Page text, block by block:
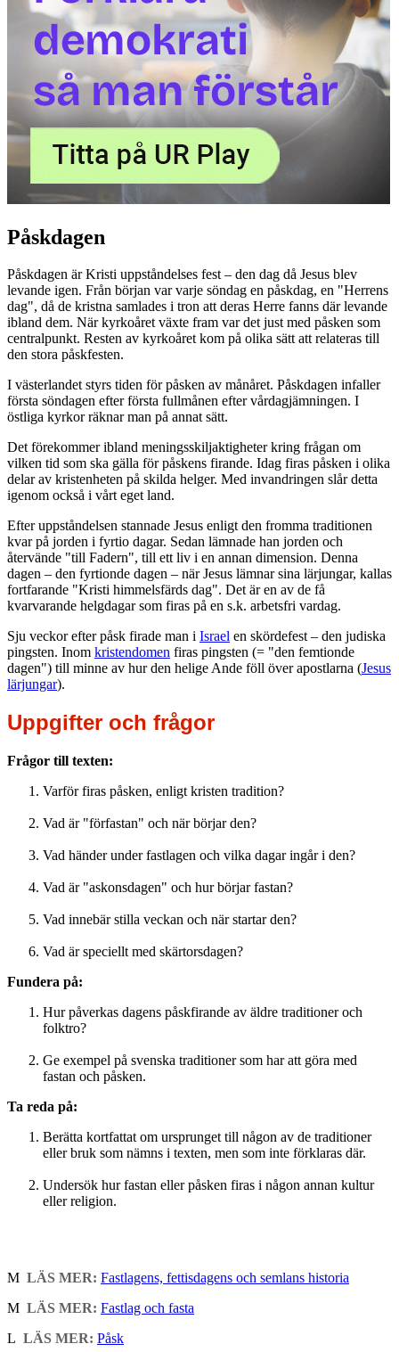
Påskdagen
Påskdagen är Kristi uppståndelses fest – den dag då Jesus blev
levande igen. Från början var varje söndag en påskdag, en "Herrens
dag", då de kristna samlades i tron att deras Herre fanns där levande
ibland dem. När kyrkoåret växte fram var det just med påsken som
centralpunkt. Resten av kyrkoåret kom på olika sätt att relateras till
den stora påskfesten.
I västerlandet styrs tiden för påsken av månåret. Påskdagen infaller
första söndagen efter första fullmånen efter vårdagjämningen. I
östliga kyrkor räknar man på annat sätt.
Det förekommer ibland meningsskiljaktigheter kring frågan om
vilken tid som ska gälla för påskens firande. Idag firas påsken i olika
delar av kristenheten på skilda helger. Med invandringen slår detta
igenom också i vårt eget land.
Efter uppståndelsen stannade Jesus enligt den fromma traditionen
kvar på jorden i fyrtio dagar. Sedan lämnade han jorden och
återvände "till Fadern", till ett liv i en annan dimension. Denna
dagen – den fyrtionde dagen – när Jesus lämnar sina lärjungar, kallas
fortfarande "Kristi himmelsfärds dag". Det är en av de få
kvarvarande helgdagar som firas på en s.k. arbetsfri vardag.
Sju veckor efter påsk firade man i Israel en skördefest – den judiska
pingsten. Inom kristendomen firas pingsten (= "den femtionde
dagen") till minne av hur den helige Ande föll över apostlarna (Jesus
lärjungar).
Uppgifter och frågor
Frågor till texten:
Varför firas påsken, enligt kristen tradition?
Vad är "förfastan" och när börjar den?
Vad händer under fastlagen och vilka dagar ingår i den?
Vad är "askonsdagen" och hur börjar fastan?
Vad innebär stilla veckan och när startar den?
Vad är speciellt med skärtorsdagen?
Fundera på:
Hur påverkas dagens påskfirande av äldre traditioner och
folktro?
Ge exempel på svenska traditioner som har att göra med
fastan och påsken.
Ta reda på:
Berätta kortfattat om ursprunget till någon av de traditioner
eller bruk som nämns i texten, men som inte förklaras där.
Undersök hur fastan eller påsken firas i någon annan kultur
eller religion.
M LÄS MER: Fastlagens, fettisdagens och semlans historia
M LÄS MER: Fastlag och fasta
L LÄS MER: Påsk